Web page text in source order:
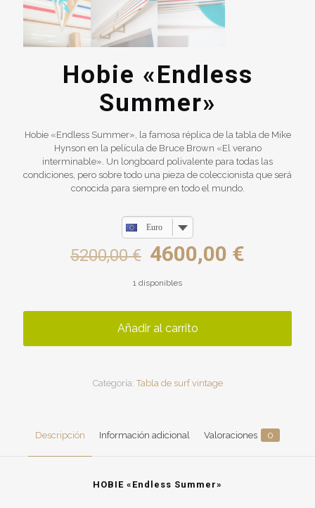
Hobie «Endless
Summer»
Hobie «Endless Summer», la famosa réplica de la tabla de Mike
Hynson en la película de Bruce Brown «El verano
interminable». Un longboard polivalente para todas las
condiciones, pero sobre todo una pieza de coleccionista que será
conocida para siempre en todo el mundo.
Euro
5200,00€ El
precio
original
era:
5200,00 €.
4600,00 €
es:
1 disponibles
Añadir al carrito
Categoría:Tabla de surf vintage
Descripción Información adicional Valoraciones 0
HOBIE «Endless Summer»